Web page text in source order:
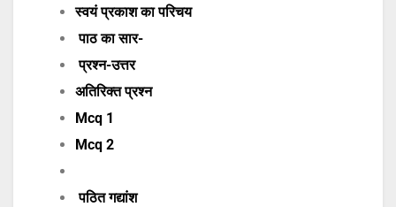
स्वयं प्रकाश का परिचय
पाठ का सार-
प्रश्न-उत्तर
अतिरिक्त प्रश्न
Mcq 1
Mcq 2
पठित गद्यांश